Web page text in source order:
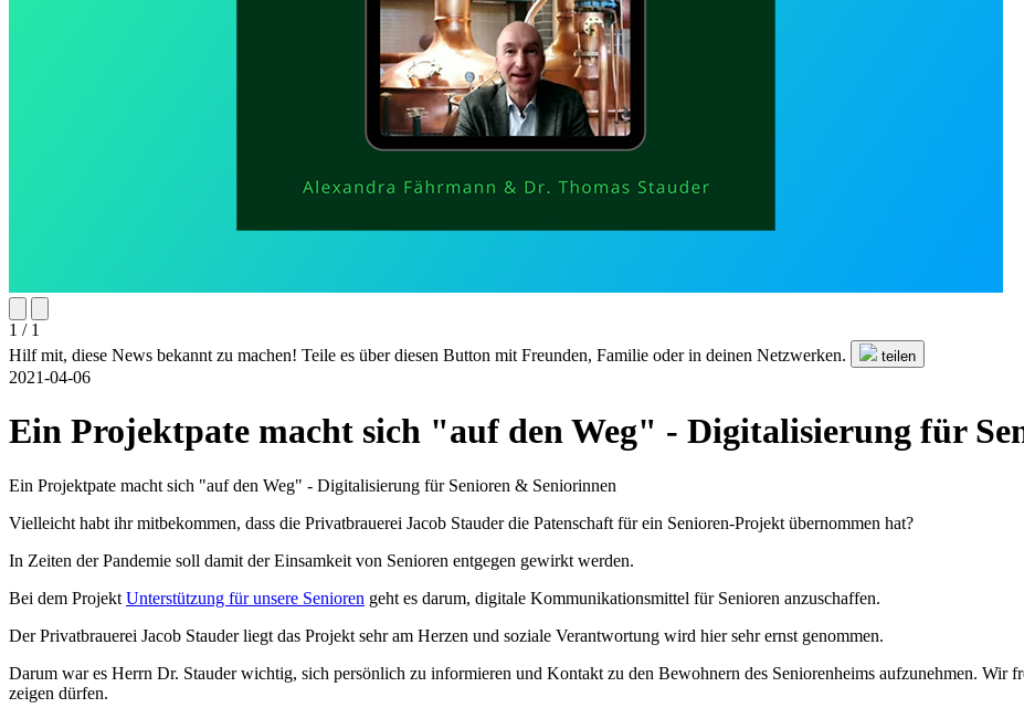
1 / 1
Hilf mit, diese News bekannt zu machen! Teile es über diesen Button mit Freunden, Familie oder in deinen Netzwerken.
teilen
2021-04-06
Ein Projektpate macht sich "auf den Weg" - Digitalisierung für
Ein Projektpate macht sich "auf den Weg" - Digitalisierung für Senioren & Seniorinnen
Vielleicht habt ihr mitbekommen, dass die Privatbrauerei Jacob Stauder die Patenschaft für ein Senioren-Projekt übernommen hat?
In Zeiten der Pandemie soll damit der Einsamkeit von Senioren entgegen gewirkt werden.
Bei dem Projekt Unterstützung für unsere Senioren geht es darum, digitale Kommunikationsmittel für Senioren anzuschaffen.
Der Privatbrauerei Jacob Stauder liegt das Projekt sehr am Herzen und soziale Verantwortung wird hier sehr ernst genommen.
Darum war es Herrn Dr. Stauder wichtig, sich persönlich zu informieren und Kontakt zu den Bewohnern des Seniorenheims aufzunehmen. Wir
zeigen dürfen.